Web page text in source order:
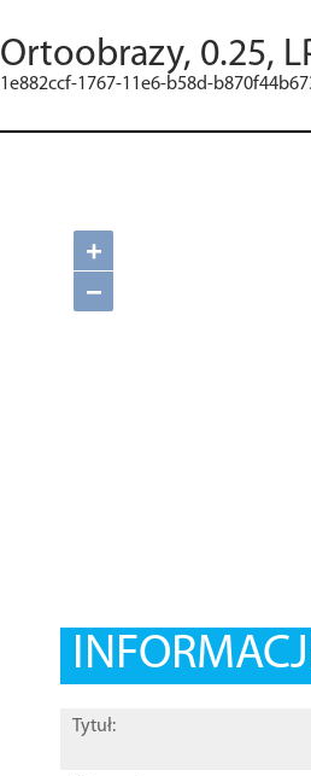
Ortoobrazy, 0.25,
1e882ccf-1767-11e6-b58d-
+
−
Tytuł: